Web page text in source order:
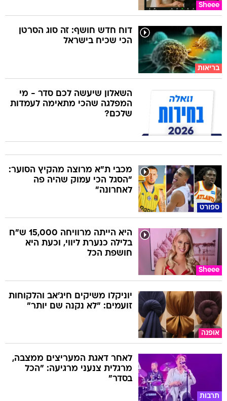
Sheee
בריאות
דוח חדש חושף: זה סוג הסרטן
הכי שכיח בישראל
השאלון שיעשה לכם סדר - מי
המפלגה שהכי מתאימה לעמדות
שלכם?
ספורט
מכבי ת"א מרוצה מהקיץ הסוער:
"הסגל הכי עמוק שהיה פה
לאחרונה"
Sheee
היא הייתה מרוויחה 15,000 ש"ח
בלילה כנערת ליווי, וכעת היא
חושפת הכל
אופנה
יוניקלו משיקים חיג'אב והלקוחות
זועמים: "לא נקנה שם יותר"
תרבות
לאחר דאגת המעריצים ממצבה,
מרגלית צנעני מרגיעה: "הכל
בסדר"